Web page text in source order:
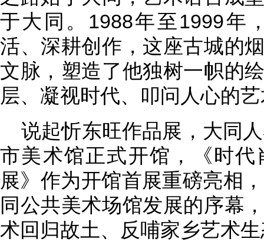
于大同。1988年至1999年
活、深耕创作，这座古城的
文脉，塑造了他独树一帜的
层、凝视时代、叩问人心的
说起忻东旺作品展，大同
市美术馆正式开馆，《时
展》作为开馆首展重磅亮相
同公共美术场馆发展的序幕
术回归故土、反哺家乡艺术